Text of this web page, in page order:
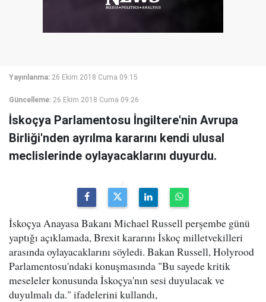
Yayınlanma: 26 Ekim 2018 Cuma 09:15
Güncelleme: 26 Ekim 2018 Cuma 09:26
İskoçya Parlamentosu İngiltere'nin Avrupa
Birliği'nden ayrılma kararını kendi ulusal
meclislerinde oylayacaklarını duyurdu.
İskoçya Anayasa Bakanı Michael Russell perşembe günü
yaptığı açıklamada, Brexit kararını İskoç milletvekilleri
arasında oylayacaklarını söyledi. Bakan Russell, Holyrood
Parlamentosu'ndaki konuşmasında "Bu sayede kritik
meseleler konusunda İskoçya'nın sesi duyulacak ve
duyulmalı da." ifadelerini kullandı,